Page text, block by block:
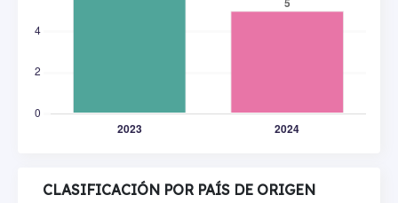
CLASIFICACIÓN POR PAÍS DE ORIGEN